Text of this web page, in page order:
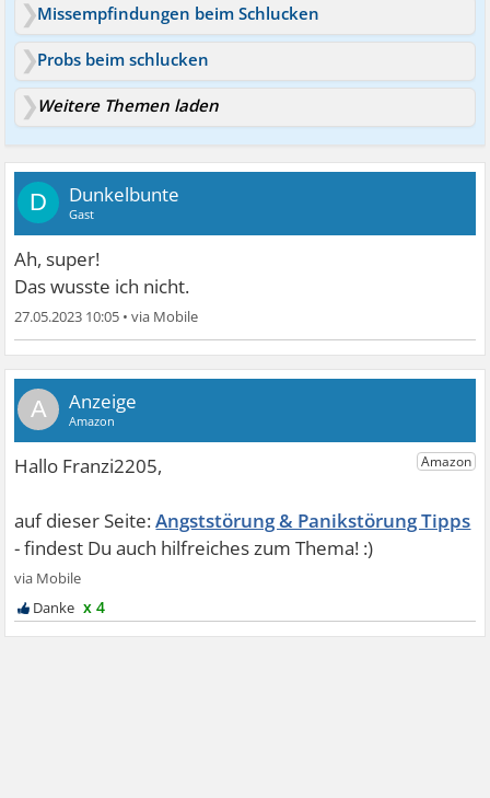
Missempfindungen beim Schlucken
Probs beim schlucken
Weitere Themen laden
D Dunkelbunte
Gast
Ah, super!
Das wusste ich nicht.
27.05.2023 10:05 •
A
Angststörung & Panikstörung Tipps
x 4